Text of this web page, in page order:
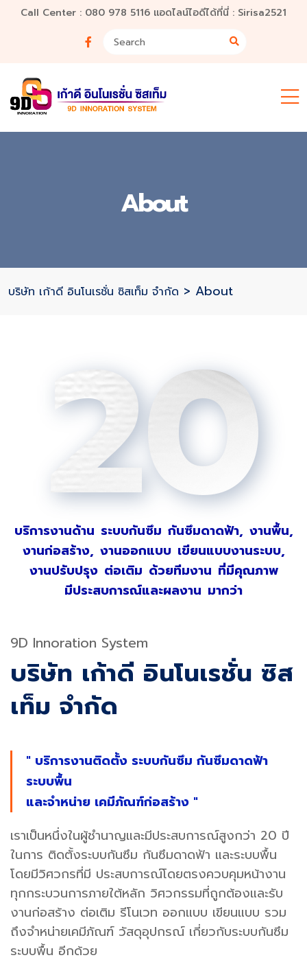
Call Center : 080 978 5116 แอดไลน์ไอดีได้ที่นี่ : Sirisa2521
About
บริษัท เก้าดี อินโนเรชั่น ซิสเท็ม จำกัด > About
20
บริการงานด้าน ระบบกันซึม กันซึมดาดฟ้า, งานพื้น,
งานก่อสร้าง, งานออกแบบ เขียนแบบงานระบบ,
งานปรับปรุง ต่อเติม ด้วยทีมงาน ที่มีคุณภาพ
มีประสบการณ์และผลงาน มากว่า
Services
9D Innoration System
บริษัท เก้าดี อินโนเรชั่น ซิส
เท็ม จำกัด
" บริการงานติดตั้ง ระบบกันซึม กันซึมดาดฟ้า
ระบบพื้น
และจำหน่าย เคมีภัณฑ์ก่อสร้าง "
เราเป็นหนึ่งในผู้ชำนาญและมีประสบการณ์สูงกว่า 20 ปี
ในการ ติดตั้งระบบกันซึม กันซึมดาดฟ้า และระบบพื้น
โดยมีวิศวกรที่มี ประสบการณ์โดยตรงควบคุมหน้างาน
ทุกกระบวนการภายใต้หลัก วิศวกรรมที่ถูกต้องและรับ
งานก่อสร้าง ต่อเติม รีโนเวท ออกแบบ เขียนแบบ รวม
ถึงจำหน่ายเคมีภัณฑ์ วัสดุอุปกรณ์ เกี่ยวกับระบบกันซึม
ระบบพื้น อีกด้วย